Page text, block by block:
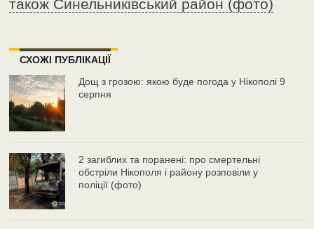
також Синельниківський район (фото)
СХОЖІ ПУБЛІКАЦІЇ
Дощ з грозою: якою буде погода у Нікополі 9
серпня
2 загиблих та поранені: про смертельні
обстріли Нікополя і району розповіли у
поліції (фото)